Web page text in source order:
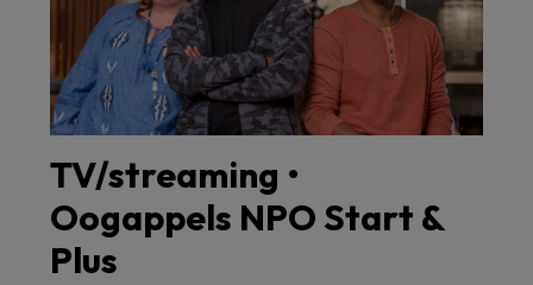
TV/streaming •
Oogappels NPO Start &
Plus